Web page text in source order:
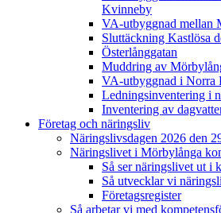
Kvinneby
VA-utbyggnad mellan
Sluttäckning Kastlösa
Österlånggatan
Muddring av
VA-utbyggnad i Norra
Ledningsinventering i
Inventering av
Företag och näringsliv
Näringslivsdagen 2026 den
Näringslivet i Mörbylånga
Så ser näringslivet ut i
Så utvecklar vi
Företagsregister
Så arbetar vi med